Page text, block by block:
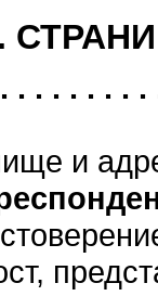
. . . . . . .
и